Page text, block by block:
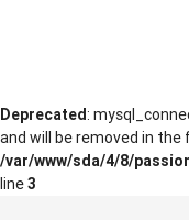
Deprecated:
and will be removed in the
/var/www/sda/4/8/
line3